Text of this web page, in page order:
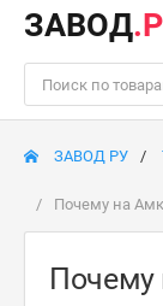
ЗАВОД
ЗАВОД РУ
Почему на
Почему